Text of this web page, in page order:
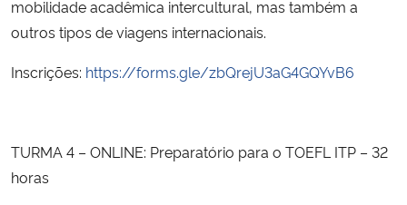
mobilidade acadêmica intercultural, mas também a
outros tipos de viagens internacionais.
Inscrições: https://forms.gle/zbQrejU3aG4GQYvB6
TURMA 4 – ONLINE: Preparatório para o TOEFL ITP – 32
horas